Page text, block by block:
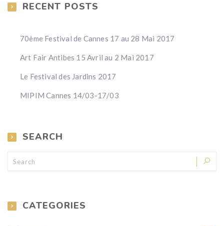
RECENT POSTS
70ème Festival de Cannes 17 au 28 Mai 2017
Art Fair Antibes 15 Avril au 2 Mai 2017
Le Festival des Jardins 2017
MIPIM Cannes 14/03-17/03
SEARCH
CATEGORIES